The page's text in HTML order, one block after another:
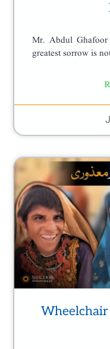
Mr. Abdul
greatest sorrow is
Wheelchair